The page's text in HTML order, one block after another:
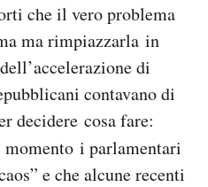
che il vero problema
ma rimpiazzarla in
di
contavano di
decidere cosa fare:
momento i parlamentari
e che alcune recenti